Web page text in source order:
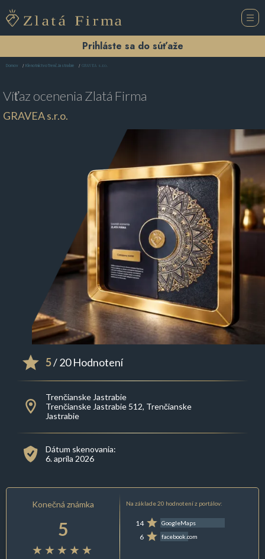
Prihláste sa do súťaže
Domov Klenotníctvo Trenč.Jastrabie GRAVEA s.r.o.
Víťaz ocenenia Zlatá Firma
GRAVEA s.r.o.
5/ 20 Hodnotení
Trenčianske Jastrabie
Trenčianske Jastrabie 512, Trenčianske
Jastrabie
Dátum skenovania:
6. apríla 2026
Konečná známka
5
Na základe 20 hodnotení z portálov:
14 GoogleMaps
6 facebook.com